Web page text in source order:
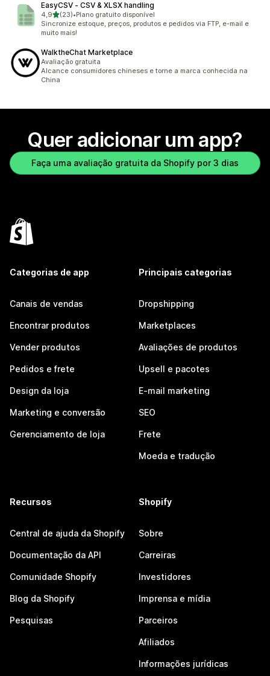
EasyCSV ‑ CSV & XLSX handling
4,9de 5 estrelas
(23)
23 avaliações ao todo
•Plano gratuito disponível
Sincronize estoque, preços, produtos e pedidos via FTP, e-mail e
muito mais!
WalktheChat Marketplace
Avaliação gratuita
Alcance consumidores chineses e torne a marca conhecida na
China
Quer adicionar um app?
Faça uma avaliação gratuita da Shopify por 3 dias
Categorias de app
Canais de vendas
Encontrar produtos
Vender produtos
Pedidos e frete
Design da loja
Marketing e conversão
Gerenciamento de loja
Principais categorias
Dropshipping
Marketplaces
Avaliações de produtos
Upsell e pacotes
E-mail marketing
SEO
Frete
Moeda e tradução
Recursos
Central de ajuda da Shopify
Documentação da API
Comunidade Shopify
Blog da Shopify
Pesquisas
Shopify
Sobre
Carreiras
Investidores
Imprensa e mídia
Parceiros
Afiliados
Informações jurídicas